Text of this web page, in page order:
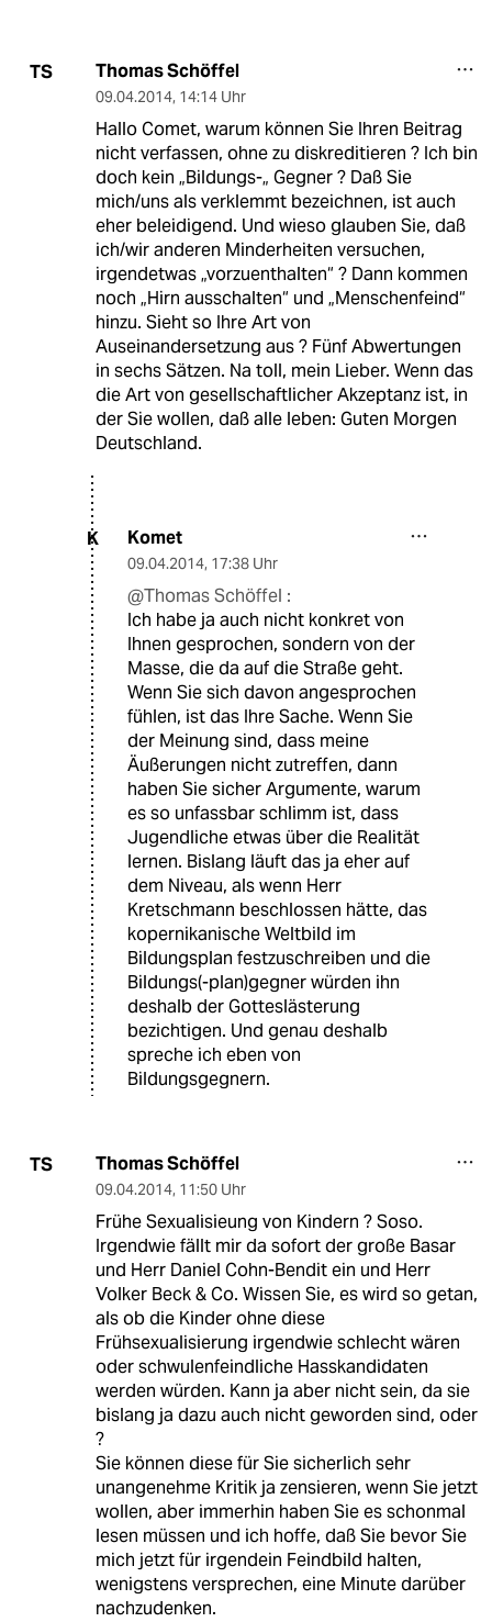
TS Thomas Schöffel
09.04.2014, 14:14 Uhr
Hallo Comet, warum können Sie Ihren Beitrag
nicht verfassen, ohne zu diskreditieren ? Ich bin
doch kein „Bildungs-„ Gegner ? Daß Sie
mich/uns als verklemmt bezeichnen, ist auch
eher beleidigend. Und wieso glauben Sie, daß
ich/wir anderen Minderheiten versuchen,
irgendetwas „vorzuenthalten“ ? Dann kommen
noch „Hirn ausschalten“ und „Menschenfeind“
hinzu. Sieht so Ihre Art von
Auseinandersetzung aus ? Fünf Abwertungen
in sechs Sätzen. Na toll, mein Lieber. Wenn das
die Art von gesellschaftlicher Akzeptanz ist, in
der Sie wollen, daß alle leben: Guten Morgen
Deutschland.
K Komet
09.04.2014, 17:38 Uhr
@Thomas Schöffel :
Ich habe ja auch nicht konkret von
Ihnen gesprochen, sondern von der
Masse, die da auf die Straße geht.
Wenn Sie sich davon angesprochen
fühlen, ist das Ihre Sache. Wenn Sie
der Meinung sind, dass meine
Äußerungen nicht zutreffen, dann
haben Sie sicher Argumente, warum
es so unfassbar schlimm ist, dass
Jugendliche etwas über die Realität
lernen. Bislang läuft das ja eher auf
dem Niveau, als wenn Herr
Kretschmann beschlossen hätte, das
kopernikanische Weltbild im
Bildungsplan festzuschreiben und die
Bildungs(-plan)gegner würden ihn
deshalb der Gotteslästerung
bezichtigen. Und genau deshalb
spreche ich eben von
Bildungsgegnern.
TS Thomas Schöffel
09.04.2014, 11:50 Uhr
Frühe Sexualisieung von Kindern ? Soso.
Irgendwie fällt mir da sofort der große Basar
und Herr Daniel Cohn-Bendit ein und Herr
Volker Beck & Co. Wissen Sie, es wird so getan,
als ob die Kinder ohne diese
Frühsexualisierung irgendwie schlecht wären
oder schwulenfeindliche Hasskandidaten
werden würden. Kann ja aber nicht sein, da sie
bislang ja dazu auch nicht geworden sind, oder
?
Sie können diese für Sie sicherlich sehr
unangenehme Kritik ja zensieren, wenn Sie jetzt
wollen, aber immerhin haben Sie es schonmal
lesen müssen und ich hoffe, daß Sie bevor Sie
mich jetzt für irgendein Feindbild halten,
wenigstens versprechen, eine Minute darüber
nachzudenken.